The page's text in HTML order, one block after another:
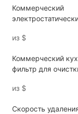
Коммерческий
удаления дыма
из $
Коммерческий
фильтр для
DGRH-K-31500
из $
Скорость